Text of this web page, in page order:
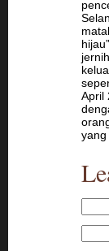
April
yang